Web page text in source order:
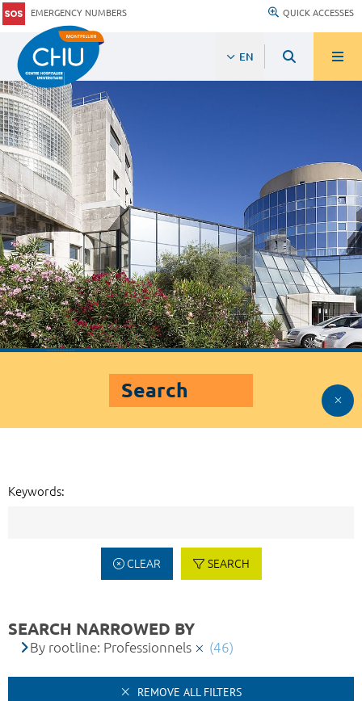
EMERGENCY NUMBERS QUICK ACCESSES
EN
Search
Keywords:
CLEAR SEARCH
SEARCH NARROWED BY
By rootline: Professionnels (46)
REMOVE ALL FILTERS